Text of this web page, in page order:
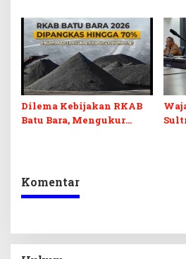
dan Pelunasan Utang
Infrastruktur
Dilema Kebijakan RKAB
Batu Bara, Mengukur
Komentar